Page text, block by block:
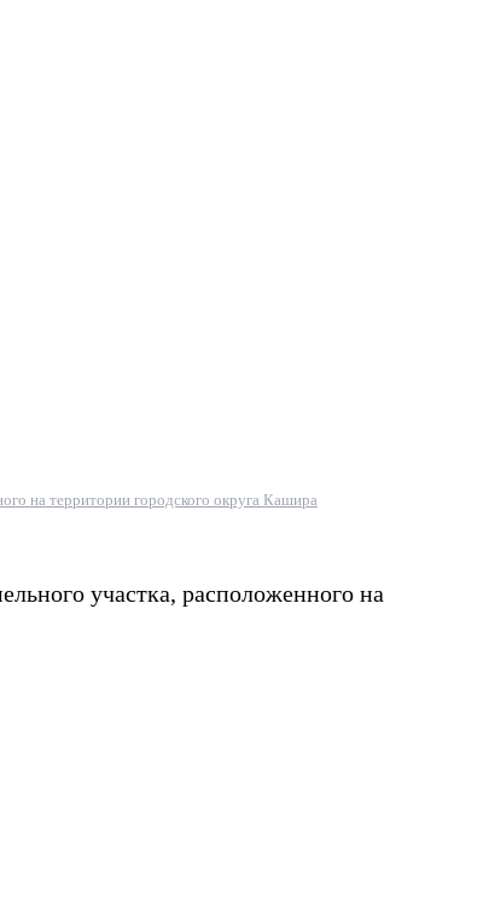
на территории городского округа Кашира
участка, расположенного на